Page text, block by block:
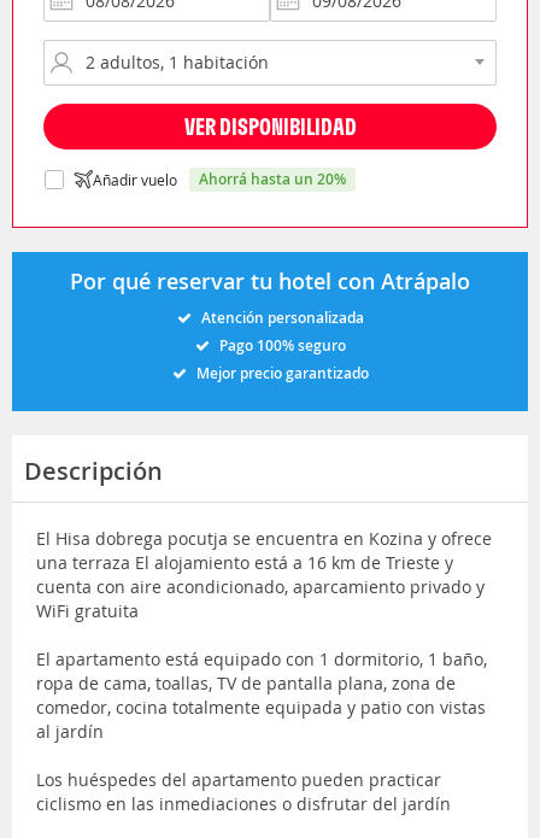
VER DISPONIBILIDAD
Añadir vuelo ahorrá hasta un 20%
Por qué reservar tu hotel con Atrápalo
Atención personalizada
Pago 100% seguro
Mejor precio garantizado
Descripción
El Hisa dobrega pocutja se encuentra en Kozina y ofrece
una terraza El alojamiento está a 16 km de Trieste y
cuenta con aire acondicionado, aparcamiento privado y
WiFi gratuita
El apartamento está equipado con 1 dormitorio, 1 baño,
ropa de cama, toallas, TV de pantalla plana, zona de
comedor, cocina totalmente equipada y patio con vistas
al jardín
Los huéspedes del apartamento pueden practicar
ciclismo en las inmediaciones o disfrutar del jardín